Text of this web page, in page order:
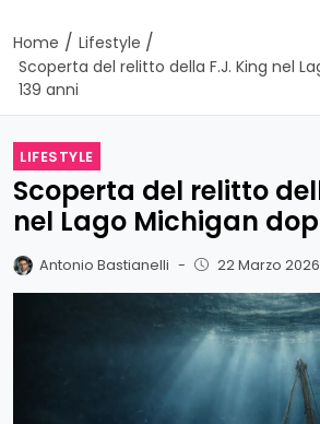
Home / Lifestyle /
Scoperta del relitto della F.J. King nel
139 anni
LIFESTYLE
Scoperta del relitto
nel Lago Michigan
Antonio Bastianelli - 22 Marzo 2026